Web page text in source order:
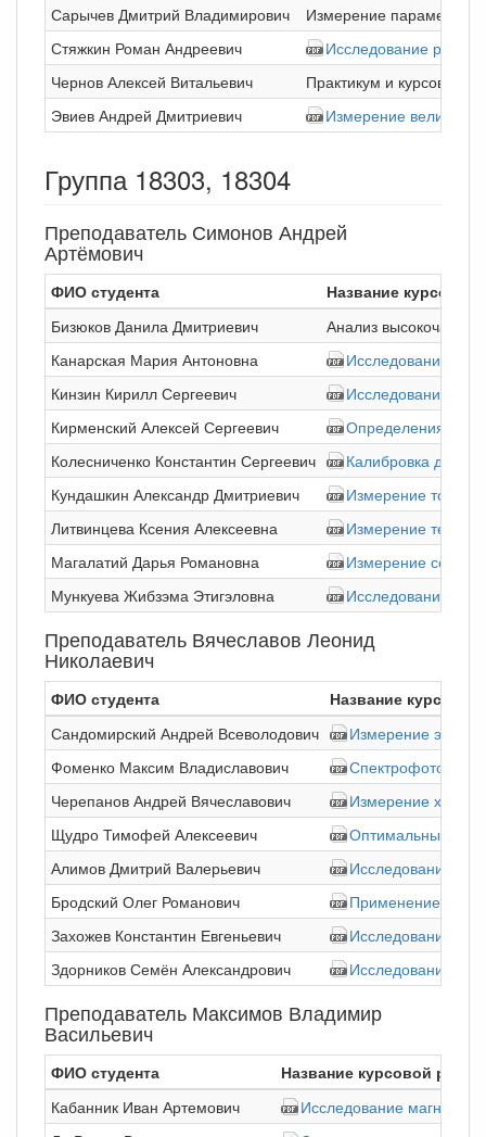
Сарычев Дмитрий Владимирович
Измерение параметров
Стяжкин Роман Андреевич
Исследование
Чернов Алексей Витальевич
Практикум и курсовая
Эвиев Андрей Дмитриевич
Измерение величины
Группа 18303, 18304
Преподаватель Симонов Андрей
Артёмович
ФИО студента
Название курсовой
Бизюков Данила Дмитриевич
Анализ
Канарская Мария Антоновна
Исследование
Кинзин Кирилл Сергеевич
Исследование
Кирменский Алексей Сергеевич
Определения
Колесниченко Константин Сергеевич
Калибровка
Кундашкин Александр Дмитриевич
Измерение тока
Литвинцева Ксения Алексеевна
Измерение
Магалатий Дарья Романовна
Измерение
Мункуева Жибзэма Этигэловна
Исследование
Преподаватель Вячеславов Леонид
Николаевич
ФИО студента
Название
Сандомирский Андрей Всеволодович
Измерение
Фоменко Максим Владиславович
Черепанов Андрей Вячеславович
Измерение
Щудро Тимофей Алексеевич
Оптимальные
Алимов Дмитрий Валерьевич
Исследование
Бродский Олег Романович
Применение
Захожев Константин Евгеньевич
Исследование
Здорников Семён Александрович
Исследование
Преподаватель Максимов Владимир
Васильевич
ФИО студента
Название курсовой
Кабанник Иван Артемович
Исследование